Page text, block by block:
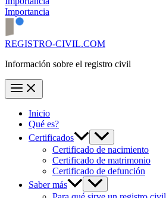
Importancia
REGISTRO-CIVIL.COM
Información sobre el registro civil
Inicio
Qué es?
Certificados
Certificado de nacimiento
Certificado de matrimonio
Certificado de defunción
Saber más